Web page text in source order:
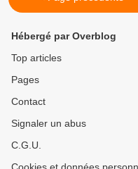
Hébergé par Overblog
Top articles
Pages
Contact
Signaler un abus
C.G.U.